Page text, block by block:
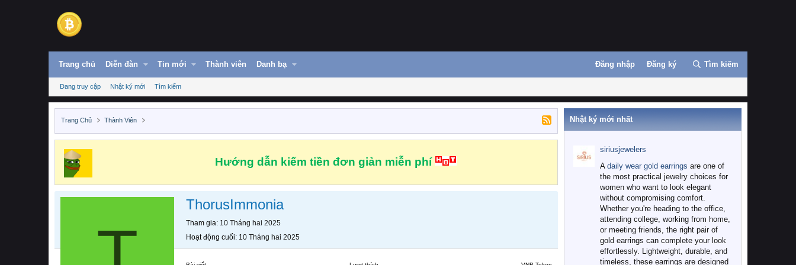
Trang chủ Diễn đàn Tin mới Thành viên Danh bạ Đăng nhập Đăng ký Tìm kiếm
Đang truy cập Nhật ký mới Tìm kiếm
Trang Chủ Thành Viên
Hướng dẫn kiếm tiền đơn giản miễn phí
ThorusImmonia
Tham gia 10 Tháng hai 2025
Hoạt động cuối 10 Tháng hai 2025
Nhật ký mới nhất
siriusjewelers
A daily wear gold earrings are one of
the most practical jewelry choices for
women who want to look elegant
without compromising comfort.
Whether you're heading to the office,
attending college, working from home,
or meeting friends, the right pair of
gold earrings can complete your look
effortlessly. Lightweight, durable, and
timeless, these earrings are designed